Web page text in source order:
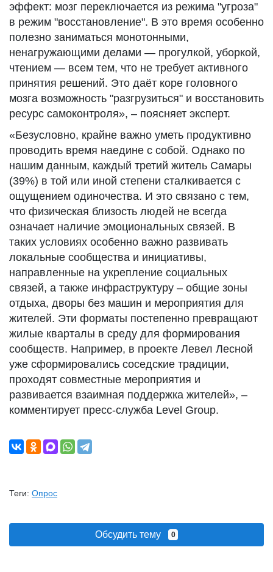
эффект: мозг переключается из режима "угроза"
в режим "восстановление". В это время особенно
полезно заниматься монотонными,
ненагружающими делами — прогулкой, уборкой,
чтением — всем тем, что не требует активного
принятия решений. Это даёт коре головного
мозга возможность "разгрузиться" и восстановить
ресурс самоконтроля», – поясняет эксперт.
«Безусловно, крайне важно уметь продуктивно
проводить время наедине с собой. Однако по
нашим данным, каждый третий житель Самары
(39%) в той или иной степени сталкивается с
ощущением одиночества. И это связано с тем,
что физическая близость людей не всегда
означает наличие эмоциональных связей. В
таких условиях особенно важно развивать
локальные сообщества и инициативы,
направленные на укрепление социальных
связей, а также инфраструктуру – общие зоны
отдыха, дворы без машин и мероприятия для
жителей. Эти форматы постепенно превращают
жилые кварталы в среду для формирования
сообществ. Например, в проекте Левел Лесной
уже сформировались соседские традиции,
проходят совместные мероприятия и
развивается взаимная поддержка жителей», –
комментирует пресc-служба Level Group.
Теги: Опрос
Обсудить тему 0